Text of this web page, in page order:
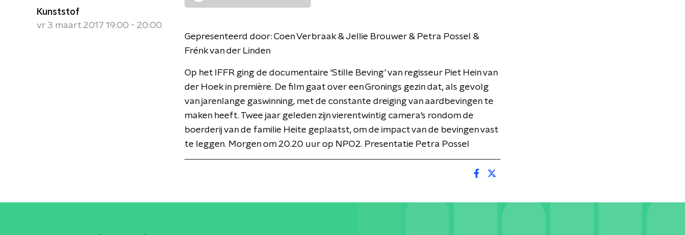
Kunststof
vr 3 maart 2017 19:00 - 20:00
Gepresenteerd door: Coen Verbraak & Jellie Brouwer & Petra Possel &
Frénk van der Linden
Op het IFFR ging de documentaire ‘Stille Beving’ van regisseur Piet Hein van
der Hoek in première. De film gaat over een Gronings gezin dat, als gevolg
van jarenlange gaswinning, met de constante dreiging van aardbevingen te
maken heeft. Twee jaar geleden zijn vierentwintig camera’s rondom de
boerderij van de familie Heite geplaatst, om de impact van de bevingen vast
te leggen. Morgen om 20.20 uur op NPO2. Presentatie Petra Possel